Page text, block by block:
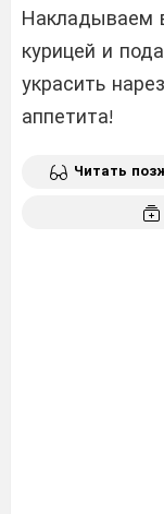
Накладываем
курицей и
украсить
аппетита!
Читать